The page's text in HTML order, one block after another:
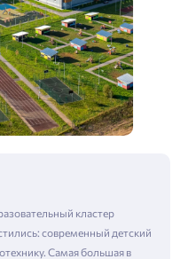
кластер
современный детский
Самая большая в